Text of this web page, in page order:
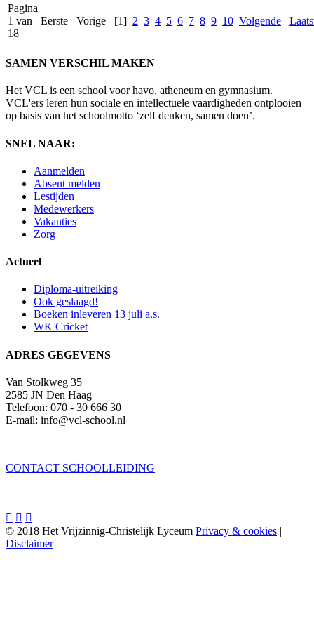
Pagina
1 van
18
Eerste Vorige [1] 2 3 4 5 6 7 8 9 10 Volgende
SAMEN VERSCHIL MAKEN
Het VCL is een school voor havo, atheneum en gymnasium.
VCL'ers leren hun sociale en intellectuele vaardigheden ontplooien
op basis van het schoolmotto ‘zelf denken, samen doen’.
SNEL NAAR:
Aanmelden
Absent melden
Lestijden
Medewerkers
Vakanties
Zorg
Actueel
Diploma-uitreiking
Ook geslaagd!
Boeken inleveren 13 juli a.s.
WK Cricket
ADRES GEGEVENS
Van Stolkweg 35
2585 JN Den Haag
Telefoon: 070 - 30 666 30
E-mail: info@vcl-school.nl
CONTACT SCHOOLLEIDING
  
© 2018 Het Vrijzinnig-Christelijk Lyceum Privacy & cookies |
Disclaimer